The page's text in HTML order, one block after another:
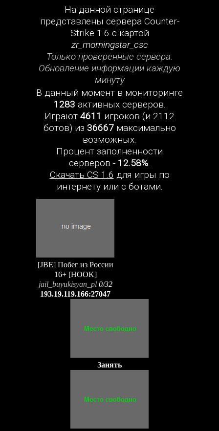
На данной странице
представлены сервера Counter-
Strike 1.6 с картой
zr_morningstar_csc
Только проверенные сервера.
Обновление информации каждую
минуту
В данный момент в мониторинге
1283 активных серверов.
Играют 4611 игроков (и 2112
ботов) из 36667максимально
возможных.
Процент заполненности
серверов - 12.58%.
Скачать CS 1.6 для игры по
интернету или с ботами.
[JBE] Побег из России
16+ [HOOK]
jail_buyukisyan_pl 0/32
193.19.119.166:27047
Занять